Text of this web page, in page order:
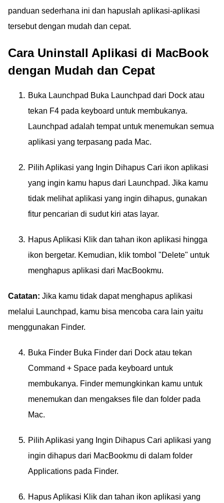
panduan sederhana ini dan hapuslah aplikasi-aplikasi
tersebut dengan mudah dan cepat.
Cara Uninstall Aplikasi di MacBook
dengan Mudah dan Cepat
Buka Launchpad Buka Launchpad dari Dock atau
tekan F4 pada keyboard untuk membukanya.
Launchpad adalah tempat untuk menemukan semua
aplikasi yang terpasang pada Mac.
Pilih Aplikasi yang Ingin Dihapus Cari ikon aplikasi
yang ingin kamu hapus dari Launchpad. Jika kamu
tidak melihat aplikasi yang ingin dihapus, gunakan
fitur pencarian di sudut kiri atas layar.
Hapus Aplikasi Klik dan tahan ikon aplikasi hingga
ikon bergetar. Kemudian, klik tombol "Delete" untuk
menghapus aplikasi dari MacBookmu.
Catatan: Jika kamu tidak dapat menghapus aplikasi
melalui Launchpad, kamu bisa mencoba cara lain yaitu
menggunakan Finder.
Buka Finder Buka Finder dari Dock atau tekan
Command + Space pada keyboard untuk
membukanya. Finder memungkinkan kamu untuk
menemukan dan mengakses file dan folder pada
Mac.
Pilih Aplikasi yang Ingin Dihapus Cari aplikasi yang
ingin dihapus dari MacBookmu di dalam folder
Applications pada Finder.
Hapus Aplikasi Klik dan tahan ikon aplikasi yang